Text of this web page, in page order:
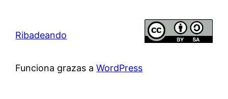
Ribadeando
Funciona grazas aWordPress